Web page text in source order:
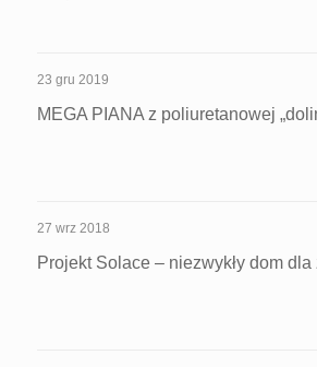
23 gru 2019
MEGA PIANA z poliuretanowej
27 wrz 2018
Projekt Solace – niezwykły dom dla